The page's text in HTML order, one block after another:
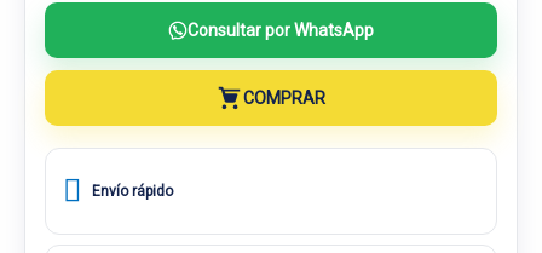
Consultar por WhatsApp
COMPRAR
Envío rápido